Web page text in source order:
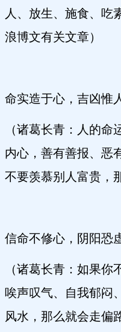
人、放生、施食、吃
浪博文有关文章）
命实造于心，吉凶惟
（诸葛长青：人的
内心，善有善报、恶
不要羡慕别人富贵，
信命不修心，阴阳恐
（诸葛长青：如果
唉声叹气、自我郁闷
风水，那么就会走偏